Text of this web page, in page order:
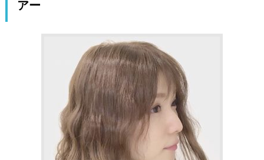
アー